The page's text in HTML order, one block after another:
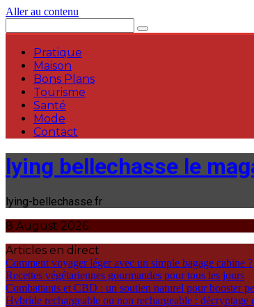
Aller au contenu
Pratique
Maison
Bons Plans
Tourisme
Santé
Mode
Contact
lying bellechasse le
lying-bellechasse.fr
8 August 2026
Articles en direct
Comment voyager léger avec un simple bagage cabine ?
Recettes végétariennes gourmandes pour tous les jours
Combattants et CBD : un soutien naturel pour booster
Hybride rechargeable ou non rechargeable : décryptage